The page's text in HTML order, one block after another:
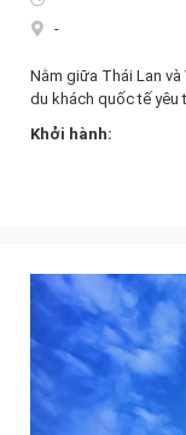
-
Nằm giữa Thái Lan
du khách quốc tế yêu
Khởi hành: